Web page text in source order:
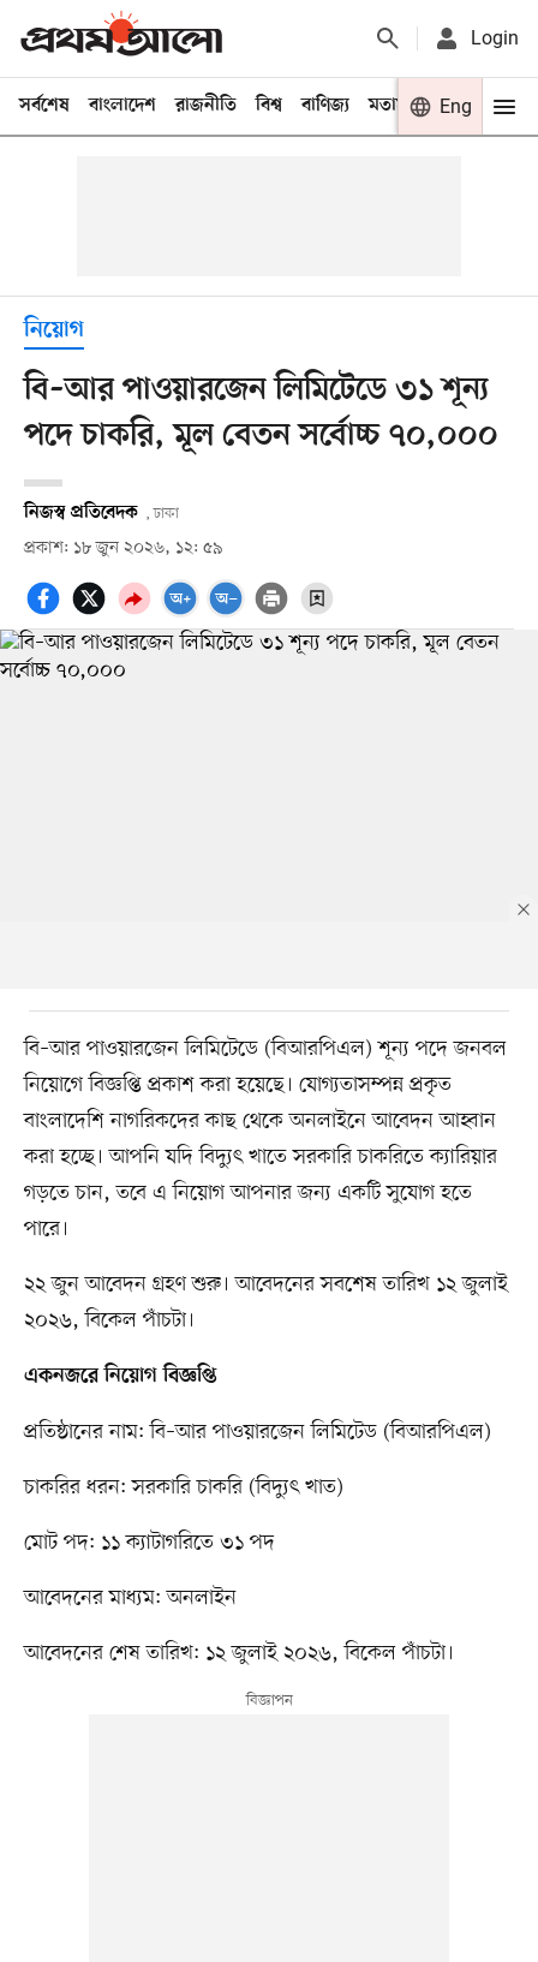
Login
সর্বশেষ বাংলাদেশ রাজনীতি বিশ্ব বাণিজ্য মতামত খেলা
Eng
নিয়োগ
বি–আর পাওয়ারজেন লিমিটেডে ৩১ শূন্য
পদে চাকরি, মূল বেতন সর্বোচ্চ ৭০,০০০
নিজস্ব প্রতিবেদক , ঢাকা
প্রকাশ: ১৮ জুন ২০২৬, ১২: ৫৯
বি–আর পাওয়ারজেন লিমিটেডে (বিআরপিএল) শূন্য পদে জনবল
নিয়োগে বিজ্ঞপ্তি প্রকাশ করা হয়েছে। যোগ্যতাসম্পন্ন প্রকৃত
বাংলাদেশি নাগরিকদের কাছ থেকে অনলাইনে আবেদন আহ্বান
করা হচ্ছে। আপনি যদি বিদ্যুৎ খাতে সরকারি চাকরিতে ক্যারিয়ার
গড়তে চান, তবে এ নিয়োগ আপনার জন্য একটি সুযোগ হতে
পারে।
২২ জুন আবেদন গ্রহণ শুরু। আবেদনের সবশেষ তারিখ ১২ জুলাই
২০২৬, বিকেল পাঁচটা।
একনজরে নিয়োগ বিজ্ঞপ্তি
প্রতিষ্ঠানের নাম: বি–আর পাওয়ারজেন লিমিটেড (বিআরপিএল)
চাকরির ধরন: সরকারি চাকরি (বিদ্যুৎ খাত)
মোট পদ: ১১ ক্যাটাগরিতে ৩১ পদ
আবেদনের মাধ্যম: অনলাইন
আবেদনের শেষ তারিখ: ১২ জুলাই ২০২৬, বিকেল পাঁচটা।